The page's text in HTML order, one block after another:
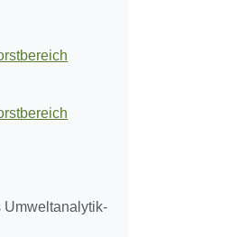
Umweltanalytik-